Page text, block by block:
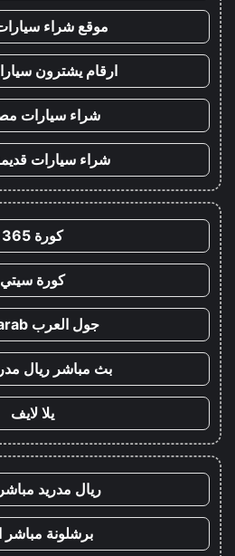
موقع شراء
ارقام يشترون
شراء سيارات
شراء سيارات
كورة 365
كورة سيتي
جول العرب goalarab
بث مباشر ريال
يلا لايف
ريال مدريد
برشلونة مباشر